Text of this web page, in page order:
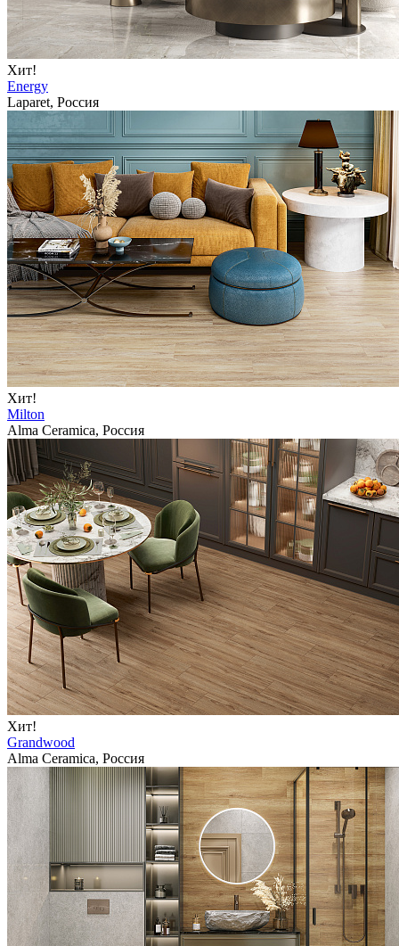
Хит!
Energy
Laparet, Россия
Хит!
Milton
Alma Ceramica, Россия
Хит!
Grandwood
Alma Ceramica, Россия